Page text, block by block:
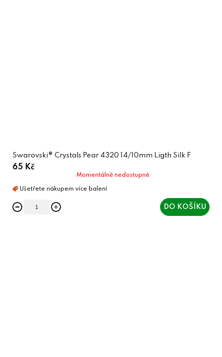
Swarovski® Crystals Pear 4320 14/10mm Ligth Silk F
65 Kč
Momentálně nedostupné
DO KOŠÍKU